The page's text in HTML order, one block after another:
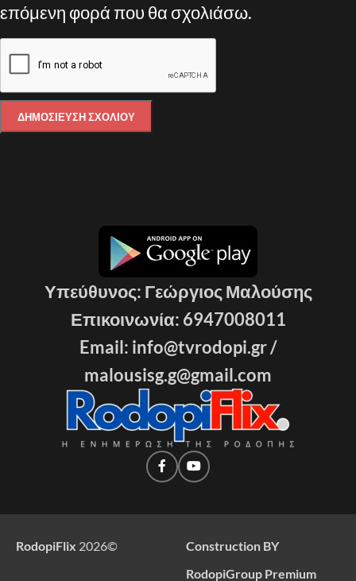
επόμενη φορά που θα σχολιάσω.
Υπεύθυνος: Γεώργιος Μαλούσης
Επικοινωνία: 6947008011
Email: info@tvrodopi.gr /
malousisg.g@gmail.com
RodopiFlix 2026©
Construction BY
RodopiGroup Premium